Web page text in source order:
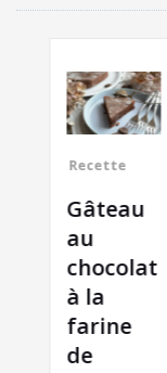
Recette
Gâteau
chocolat
à la
farine